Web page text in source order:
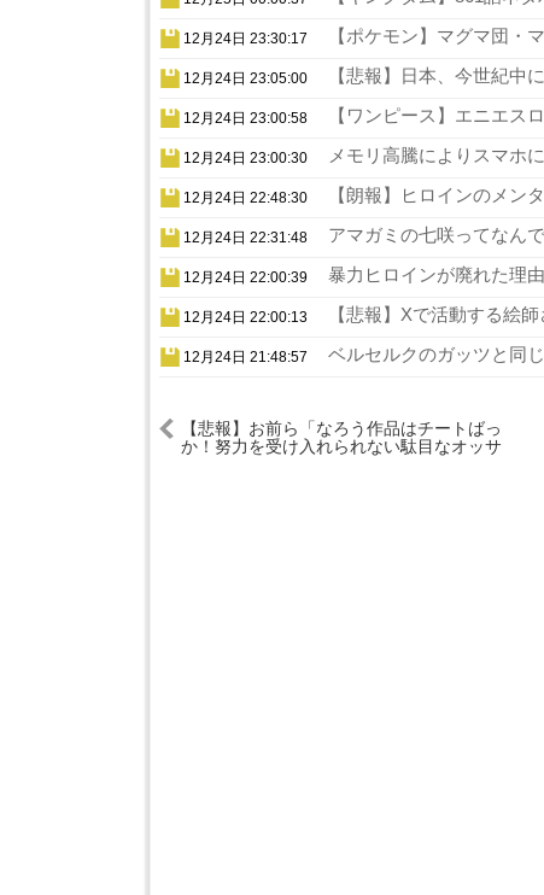
12月24日 23:30:17 【ポケモン】マグマ団・
12月24日 23:05:00 【悲報】日本、今世紀中
12月24日 23:00:58 【ワンピース】エニエ
12月24日 23:00:30 メモリ高騰によりスマホ
12月24日 22:48:30 【朗報】ヒロインのメン
12月24日 22:31:48 アマガミの七咲ってなん
12月24日 22:00:39 暴力ヒロインが廃れた理
12月24日 22:00:13 【悲報】Xで活動する絵
12月24日 21:48:57 ベルセルクのガッツと同
【悲報】お前ら「なろう作品はチートばっ
か！努力を受け入れられない駄目なオッサ